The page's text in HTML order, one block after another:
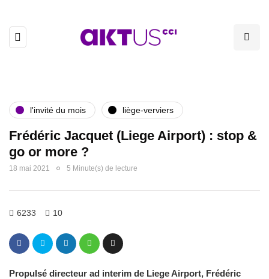
l'invité du mois liège-verviers
Frédéric Jacquet (Liege Airport) : stop &
go or more ?
18 mai 2021 5 Minute(s) de lecture
6233 10
Propulsé directeur ad interim de Liege Airport, Frédéric